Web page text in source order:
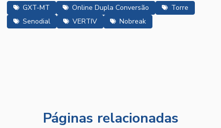
GXT-MT Online Dupla Conversão
Torre
Senodial
VERTIV Nobreak
Páginas relacionadas